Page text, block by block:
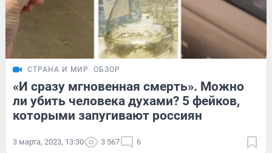
СТРАНА И МИР ОБЗОР
«И сразу мгновенная смерть». Можно
ли убить человека духами? 5 фейков,
которыми запугивают россиян
3 марта, 2023, 13:30 3 567 6